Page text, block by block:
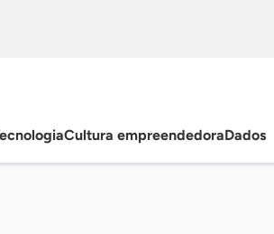
Cultura empreendedoraDados